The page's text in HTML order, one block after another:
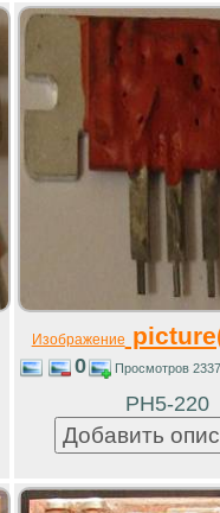
Изображение
0 Просмотров 2337
РН5-220